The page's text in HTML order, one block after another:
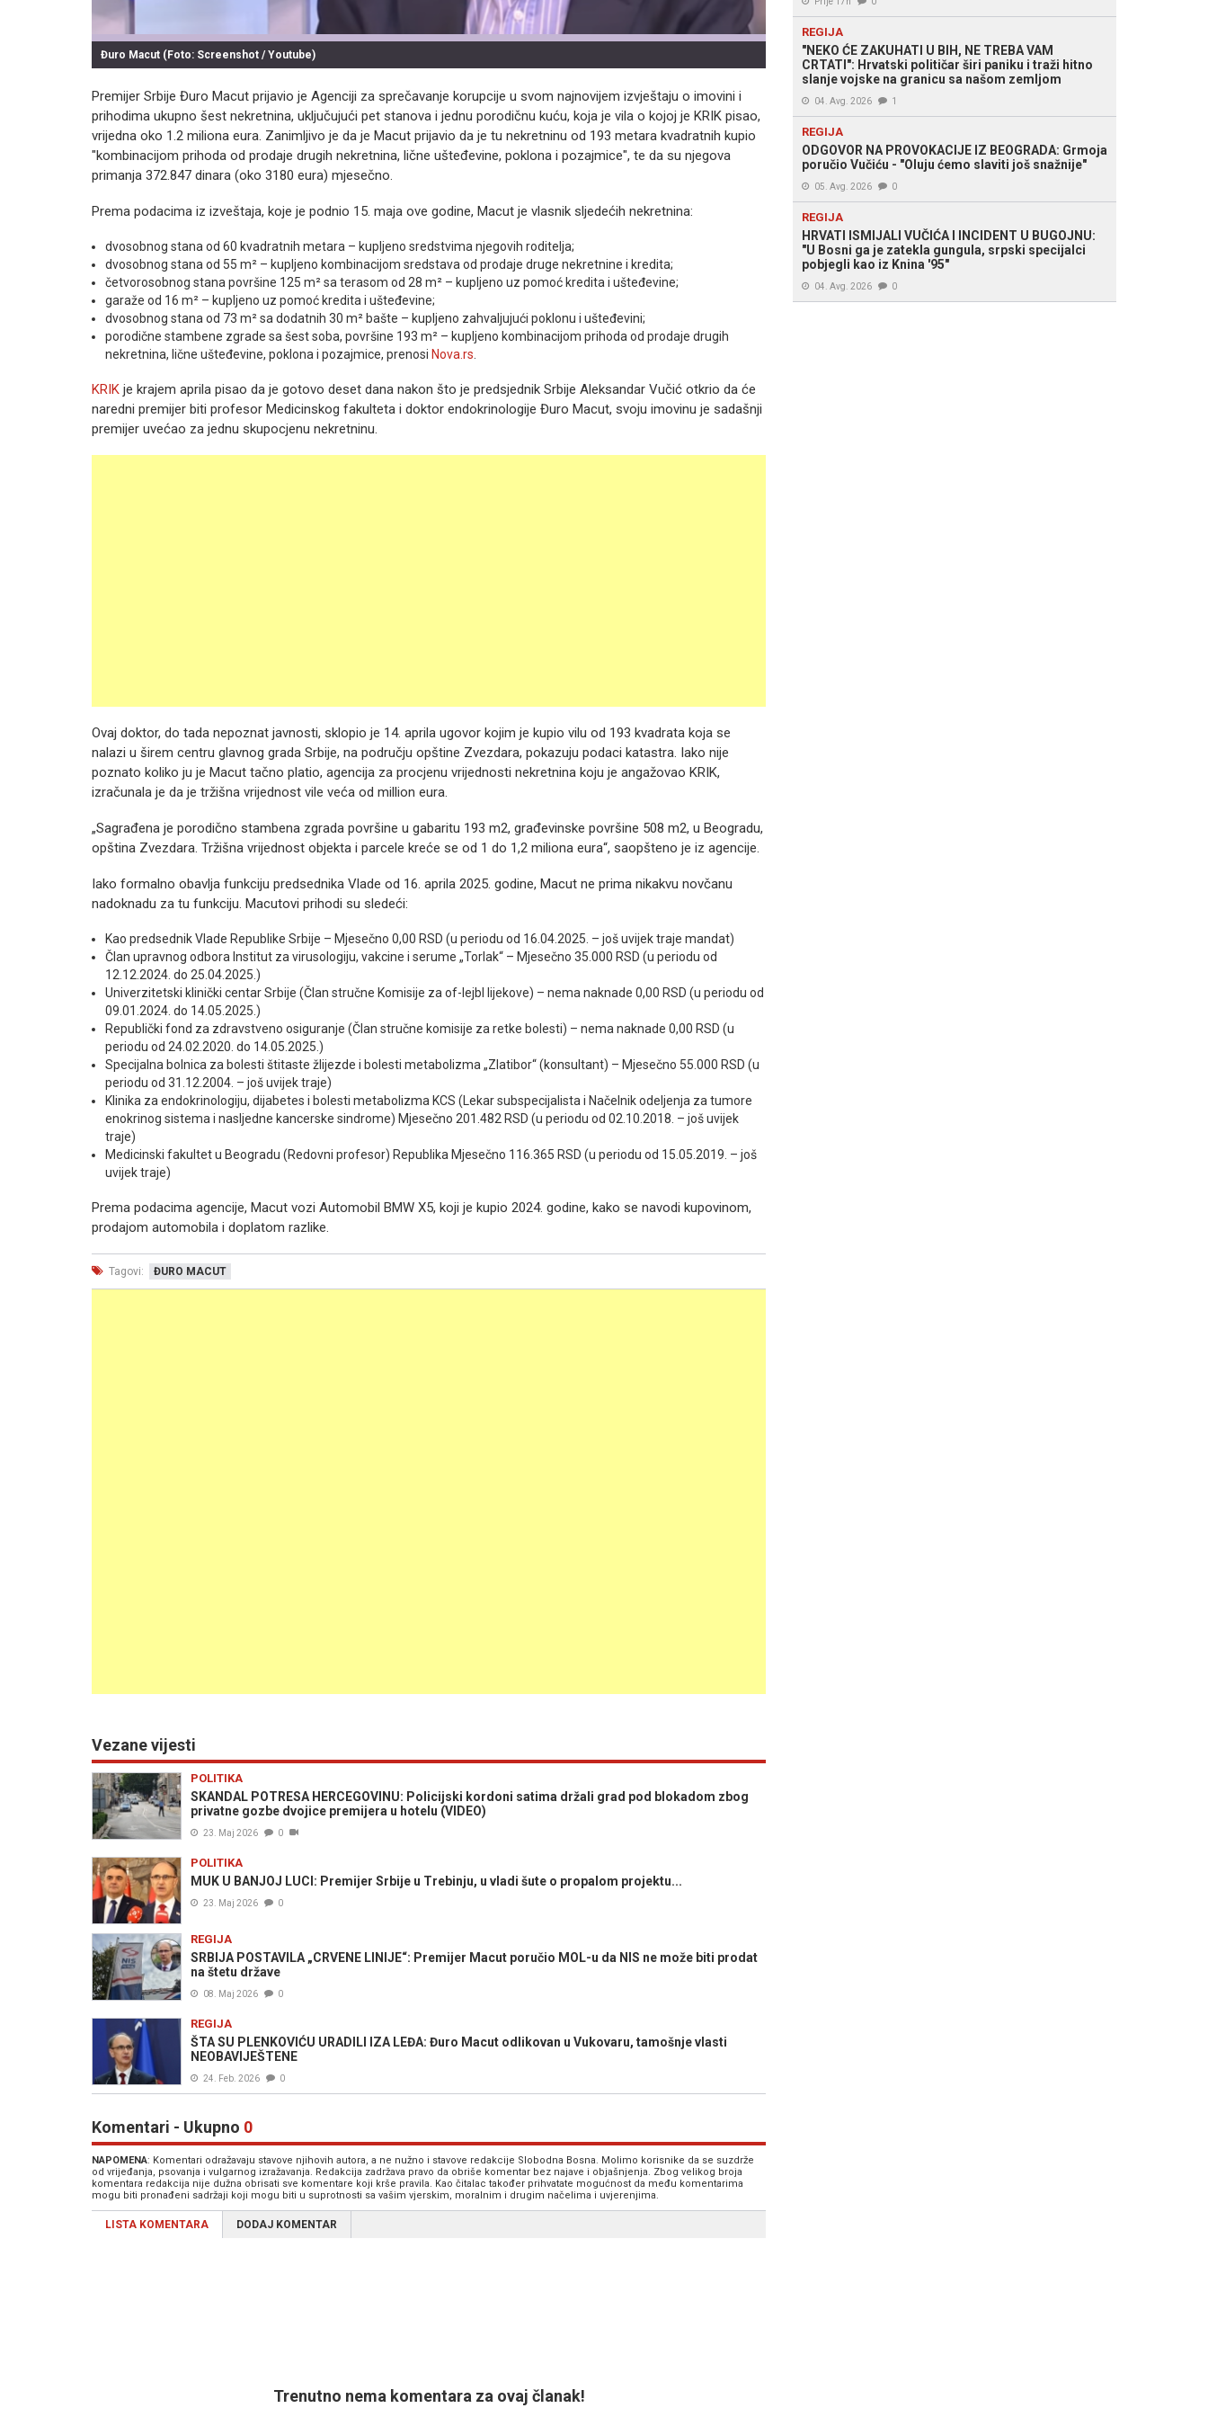
Đuro Macut (Foto: Screenshot / Youtube)
Premijer Srbije Đuro Macut prijavio je Agenciji za sprečavanje korupcije u svom najnovijem izvještaju o imovini i
prihodima ukupno šest nekretnina, uključujući pet stanova i jednu porodičnu kuću, koja je vila o kojoj je KRIK pisao,
vrijedna oko 1.2 miliona eura. Zanimljivo je da je Macut prijavio da je tu nekretninu od 193 metara kvadratnih kupio
"kombinacijom prihoda od prodaje drugih nekretnina, lične ušteđevine, poklona i pozajmice", te da su njegova
primanja 372.847 dinara (oko 3180 eura) mjesečno.
Prema podacima iz izveštaja, koje je podnio 15. maja ove godine, Macut je vlasnik sljedećih nekretnina:
dvosobnog stana od 60 kvadratnih metara – kupljeno sredstvima njegovih roditelja;
dvosobnog stana od 55 m² – kupljeno kombinacijom sredstava od prodaje druge nekretnine i kredita;
četvorosobnog stana površine 125 m² sa terasom od 28 m² – kupljeno uz pomoć kredita i ušteđevine;
garaže od 16 m² – kupljeno uz pomoć kredita i ušteđevine;
dvosobnog stana od 73 m² sa dodatnih 30 m² bašte – kupljeno zahvaljujući poklonu i ušteđevini;
porodične stambene zgrade sa šest soba, površine 193 m² – kupljeno kombinacijom prihoda od prodaje drugih
nekretnina, lične ušteđevine, poklona i pozajmice, prenosi Nova.rs
KRIK je krajem aprila pisao da je gotovo deset dana nakon što je predsjednik Srbije Aleksandar Vučić otkrio da će
naredni premijer biti profesor Medicinskog fakulteta i doktor endokrinologije Đuro Macut, svoju imovinu je sadašnji
premijer uvećao za jednu skupocjenu nekretninu.
Ovaj doktor, do tada nepoznat javnosti, sklopio je 14. aprila ugovor kojim je kupio vilu od 193 kvadrata koja se
nalazi u širem centru glavnog grada Srbije, na području opštine Zvezdara, pokazuju podaci katastra. Iako nije
poznato koliko ju je Macut tačno platio, agencija za procjenu vrijednosti nekretnina koju je angažovao KRIK,
izračunala je da je tržišna vrijednost vile veća od million eura.
„Sagrađena je porodično stambena zgrada površine u gabaritu 193 m2, građevinske površine 508 m2, u Beogradu,
opština Zvezdara. Tržišna vrijednost objekta i parcele kreće se od 1 do 1,2 miliona eura“, saopšteno je iz agencije.
Iako formalno obavlja funkciju predsednika Vlade od 16. aprila 2025. godine, Macut ne prima nikakvu novčanu
nadoknadu za tu funkciju. Macutovi prihodi su sledeći:
Kao predsednik Vlade Republike Srbije – Mjesečno 0,00 RSD (u periodu od 16.04.2025. – još uvijek traje mandat)
Član upravnog odbora Institut za virusologiju, vakcine i serume „Torlak“ – Mjesečno 35.000 RSD (u periodu od
12.12.2024. do 25.04.2025.)
Univerzitetski klinički centar Srbije (Član stručne Komisije za of-lejbl lijekove) – nema naknade 0,00 RSD (u periodu od
09.01.2024. do 14.05.2025.)
Republički fond za zdravstveno osiguranje (Član stručne komisije za retke bolesti) – nema naknade 0,00 RSD (u
periodu od 24.02.2020. do 14.05.2025.)
Specijalna bolnica za bolesti štitaste žlijezde i bolesti metabolizma „Zlatibor“ (konsultant) – Mjesečno 55.000 RSD (u
periodu od 31.12.2004. – još uvijek traje)
Klinika za endokrinologiju, dijabetes i bolesti metabolizma KCS (Lekar subspecijalista i Načelnik odeljenja za tumore
enokrinog sistema i nasljedne kancerske sindrome) Mjesečno 201.482 RSD (u periodu od 02.10.2018. – još uvijek
traje)
Medicinski fakultet u Beogradu (Redovni profesor) Republika Mjesečno 116.365 RSD (u periodu od 15.05.2019. – još
uvijek traje)
Prema podacima agencije, Macut vozi Automobil BMW X5, koji je kupio 2024. godine, kako se navodi kupovinom,
prodajom automobila i doplatom razlike.
Tagovi: ĐURO MACUT
Vezane vijesti
POLITIKA
SKANDAL POTRESA HERCEGOVINU: Policijski kordoni satima držali grad pod blokadom zbog
privatne gozbe dvojice premijera u hotelu (VIDEO)
23. Maj 2026 0
POLITIKA
MUK U BANJOJ LUCI: Premijer Srbije u Trebinju, u vladi šute o propalom projektu...
23. Maj 2026 0
REGIJA
SRBIJA POSTAVILA „CRVENE LINIJE“: Premijer Macut poručio MOL-u da NIS ne može biti prodat
na štetu države
08. Maj 2026 0
REGIJA
ŠTA SU PLENKOVIĆU URADILI IZA LEĐA: Đuro Macut odlikovan u Vukovaru, tamošnje vlasti
NEOBAVIJEŠTENE
24. Feb. 2026 0
Komentari - Ukupno 0
NAPOMENA: Komentari odražavaju stavove njihovih autora, a ne nužno i stavove redakcije Slobodna Bosna. Molimo korisnike da se suzdrže
od vrijeđanja, psovanja i vulgarnog izražavanja. Redakcija zadržava pravo da obriše komentar bez najave i objašnjenja. Zbog velikog broja
komentara redakcija nije dužna obrisati sve komentare koji krše pravila. Kao čitalac također prihvatate mogućnost da među komentarima
mogu biti pronađeni sadržaji koji mogu biti u suprotnosti sa vašim vjerskim, moralnim i drugim načelima i uvjerenjima.
LISTA KOMENTARA DODAJ KOMENTAR
Trenutno nema komentara za ovaj članak!
REGIJA
"NEKO ĆE ZAKUHATI U BIH, NE TREBA VAM
CRTATI": Hrvatski političar širi paniku i traži hitno
slanje vojske na granicu sa našom zemljom
04. Avg. 2026 1
REGIJA
ODGOVOR NA PROVOKACIJE IZ BEOGRADA: Grmoja
poručio Vučiću - "Oluju ćemo slaviti još snažnije"
05. Avg. 2026 0
REGIJA
HRVATI ISMIJALI VUČIĆA I INCIDENT U BUGOJNU:
"U Bosni ga je zatekla gungula, srpski specijalci
pobjegli kao iz Knina '95"
04. Avg. 2026 0